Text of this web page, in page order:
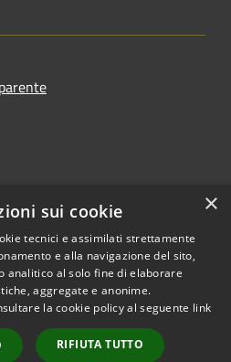
Copyright © 2026 • Comune di
Mussolente • Powered by
Municipium•
Accesso
×
sui cookie
tecnici e assimilati strettamente
e alla navigazione del sito,
analitico al solo fine di elaborare
aggregate e anonime.
la cookie policy al seguente link
RIFIUTA TUTTO